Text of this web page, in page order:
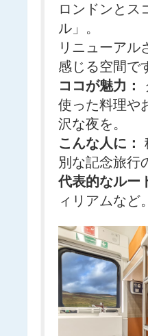
ロンドンとス
ル」。
リニューアル
感じる空間で
ココが魅力：
使った料理や
沢な夜を。
こんな人に：
別な記念旅行
代表的なルー
ィリアムなど。